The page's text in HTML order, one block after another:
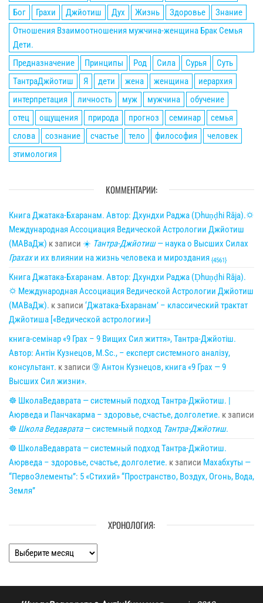
Бог
Грахи Джйотиш Дух Жизнь Здоровье
Знание
Отношения Взаимоотношения мужчина-женщина Брак Семья
Дети.
Предназначение
Принципы Род Сила Сурья
Суть
ТантраДжйотиш
Я дети жена женщина
иерархия
интерпретация
личность муж мужчина
обучение
отец
ощущения природа прогноз семинар
семья
слова
сознание счастье тело философия
человек
этимология
КОММЕНТАРИИ:
Книга Джатака-Бхаранам. Автор: Дхундхи Раджа (Ḍhuṇḍhi Rāja).🌣
Международная Ассоциация Ведической Астрологии Джйотиш
(МАВаДж) к записи ☀ Тантра-Джйотиш— наука о Высших Силах
Грахахи их влиянии на жизнь человека и мироздания {4561}
Книга Джатака-Бхаранам. Автор: Дхундхи Раджа (Ḍhuṇḍhi Rāja).
🌣 Международная Ассоциация Ведической Астрологии Джйотиш
(МАВаДж). к записи ‘Джатака-Бхаранам’ – классический трактат
Джйотиша [«Ведической астрологии»]
книга-семінар «9 Грах – 9 Вищих Сил життя», Тантра-Джйотіш.
Автор: Антін Кузнецов, M.Sc., – експерт системного аналізу,
консультант. к записи ➈ Антон Кузнецов, книга «9 Грах — 9
Высших Сил жизни».
☸ ШколаВедаврата — системный подход Тантра-Джйотиш. |
Аюрведа и Панчакарма – здоровье, счастье, долголетие. к записи
☸ Школа Ведаврата— системный подход Тантра-Джйотиш.
☸ ШколаВедаврата — системный подход Тантра-Джйотиш.
Аюрведа – здоровье, счастье, долголетие. к записи Махабхуты —
“ПервоЭлементы”: 5 «Стихий» “Пространство, Воздух, Огонь, Вода,
Земля”
ХРОНОЛОГИЯ:
Хронология: